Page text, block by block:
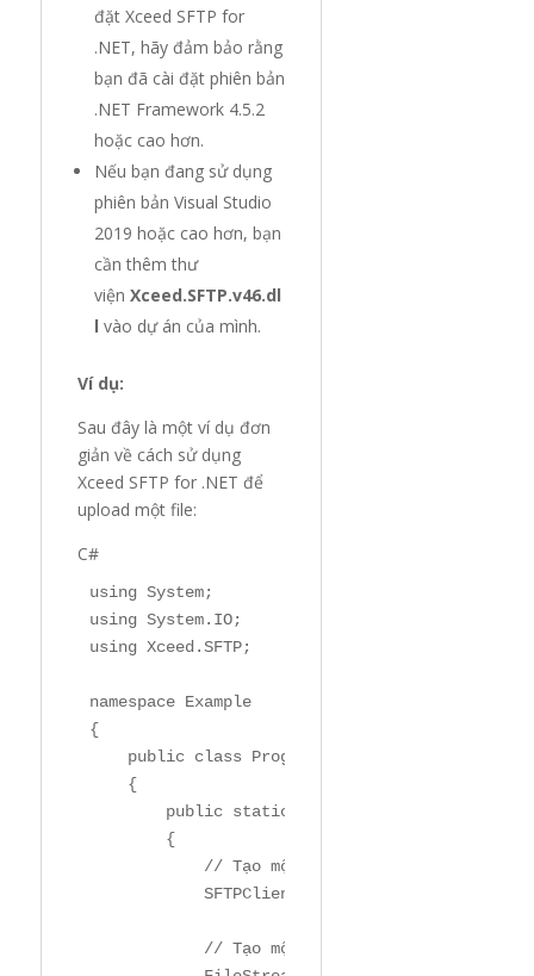
đặt Xceed SFTP for
.NET, hãy đảm bảo rằng
bạn đã cài đặt phiên bản
.NET Framework 4.5.2
hoặc cao hơn.
Nếu bạn đang sử dụng
phiên bản Visual Studio
2019 hoặc cao hơn, bạn
cần thêm thư
viện Xceed.SFTP.v46.dl
l vào dự án của mình.
Ví dụ:
Sau đây là một ví dụ đơn
giản về cách sử dụng
Xceed SFTP for .NET để
upload một file:
C#
using
using
using Xceed.SFTP;
namespace Example
{
public class
Program
    {
public static
        {
// Tạo một đối tượng SFTPClient
            SFTPClient client =
// Tạo một đối tượng FileStream để